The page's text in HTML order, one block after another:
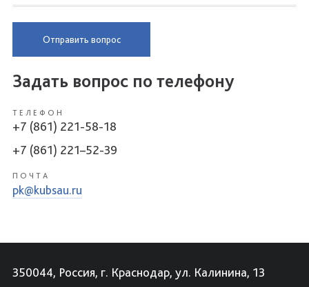
Отправить вопрос
Задать вопрос по телефону
ТЕЛЕФОН
+7 (861) 221-58-18
+7 (861) 221–52-39
ПОЧТА
pk@kubsau.ru
350044, Россия, г. Краснодар, ул. Калинина, 13